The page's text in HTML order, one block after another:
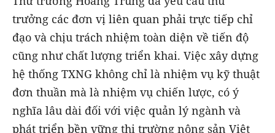
trưởng các đơn vị liên quan phải trực tiếp chỉ
đạo và chịu trách nhiệm toàn diện về tiến độ
cũng như chất lượng triển khai. Việc xây dựng
hệ thống TXNG không chỉ là nhiệm vụ kỹ thuật
đơn thuần mà là nhiệm vụ chiến lược, có ý
nghĩa lâu dài đối với việc quản lý ngành và
phát triển bền vững thị trường nông sản Việt